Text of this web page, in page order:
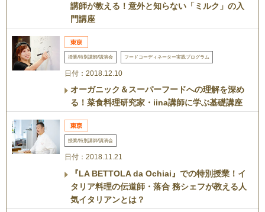
講師が教える！意外と知らない「ミルク」の入
門講座
授業/特別講師/講演会 フードコーディネーター実践プログラム
日付：2018.12.10
オーガニック＆スーパーフードへの理解を深め
る！菜食料理研究家・iina講師に学ぶ基礎講座
授業/特別講師/講演会
日付：2018.11.21
『LA BETTOLA da Ochiai』での特別授業！イ
タリア料理の伝道師・落合 務シェフが教える人
気イタリアンとは？